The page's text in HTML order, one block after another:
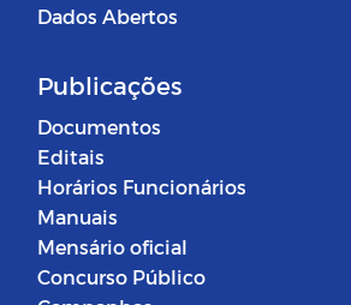
Dados Abertos
Publicações
Documentos
Editais
Horários Funcionários
Manuais
Mensário oficial
Concurso Público